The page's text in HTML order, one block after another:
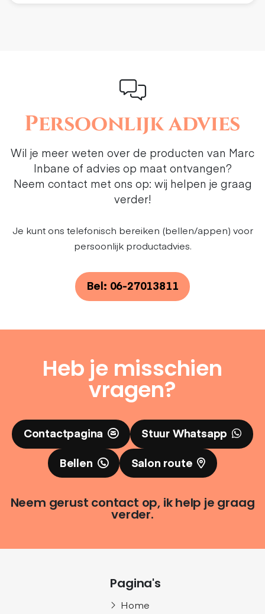
Persoonlijk advies
Wil je meer weten over de producten van Marc
Inbane of advies op maat ontvangen?
Neem contact met ons op: wij helpen je graag
verder!
Je kunt ons telefonisch bereiken (bellen/appen) voor
persoonlijk productadvies.
Bel: 06-27013811
Heb je misschien
vragen?
Contactpagina
Stuur Whatsapp
Bellen
Salon route
Neem gerust contact op, ik help je graag
verder.
Pagina's
Home